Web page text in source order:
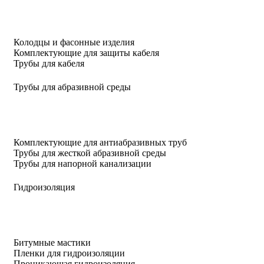
Колодцы и фасонные изделия
Комплектующие для защиты кабеля
Трубы для кабеля
Трубы для абразивной среды
Комплектующие для антиабразивных труб
Трубы для жесткой абразивной среды
Трубы для напорной канализации
Гидроизоляция
Битумные мастики
Пленки для гидроизоляции